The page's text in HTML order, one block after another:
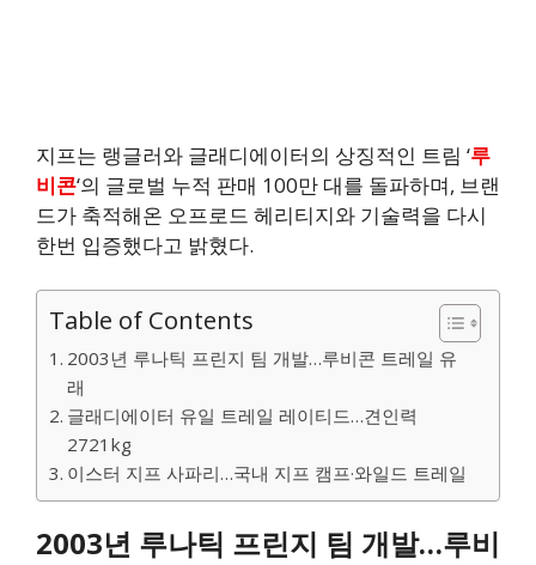
지프는 랭글러와 글래디에이터의 상징적인 트림 ‘루
비콘‘의 글로벌 누적 판매 100만 대를 돌파하며, 브랜
드가 축적해온 오프로드 헤리티지와 기술력을 다시
한번 입증했다고 밝혔다.
Table of Contents
2003년 루나틱 프린지 팀 개발…루비콘 트레일 유
래
글래디에이터 유일 트레일 레이티드…견인력
2721kg
이스터 지프 사파리…국내 지프 캠프·와일드 트레일
2003년 루나틱 프린지 팀 개발…루비